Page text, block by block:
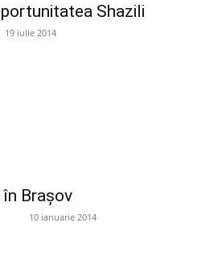
Shazili
19 iulie 2014
Brașov
10 ianuarie 2014